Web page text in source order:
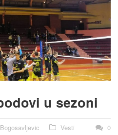
u sezoni
Vesti 0